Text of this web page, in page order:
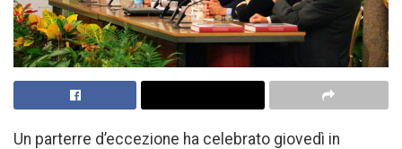
Un parterre d’eccezione ha celebrato giovedì in